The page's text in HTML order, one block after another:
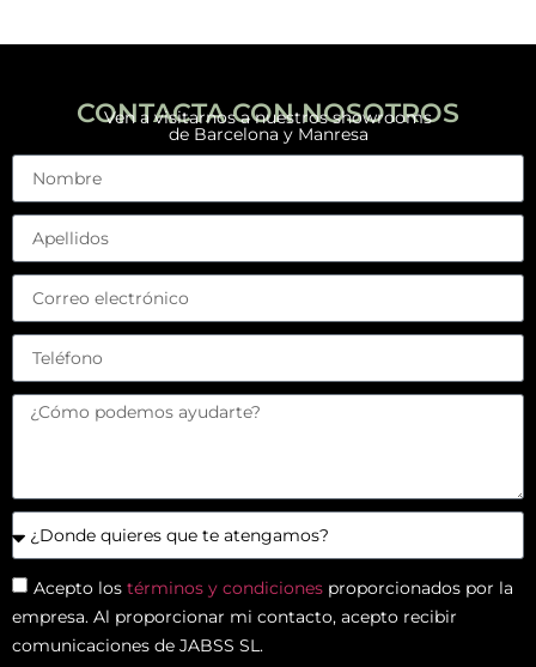
CONTACTA CON NOSOTROS
Ven a visitarnos a nuestros showrooms
de Barcelona y Manresa
Acepto los términos y condiciones proporcionados por la
empresa. Al proporcionar mi contacto, acepto recibir
comunicaciones de JABSS SL.